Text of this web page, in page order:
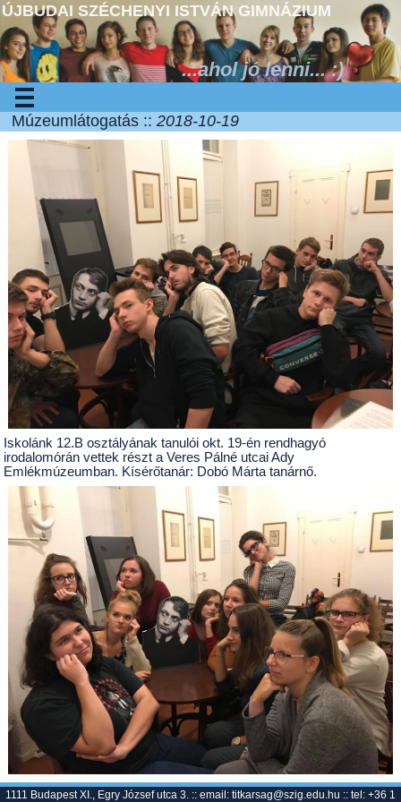
ÚJBUDAI SZÉCHENYI ISTVÁN GIMNÁZIUM
...ahol jó lenni... :)
Múzeumlátogatás ::2018-10-19
Iskolánk 12.B osztályának tanulói okt. 19-én rendhagyó
irodalomórán vettek részt a Veres Pálné utcaiAdy
Emlékmúzeumban. Kísérőtanár: Dobó Márta tanárnő.
1111 Budapest XI., Egry József utca 3. :: email: titkarsag@szig.edu.hu :: tel: +36 1